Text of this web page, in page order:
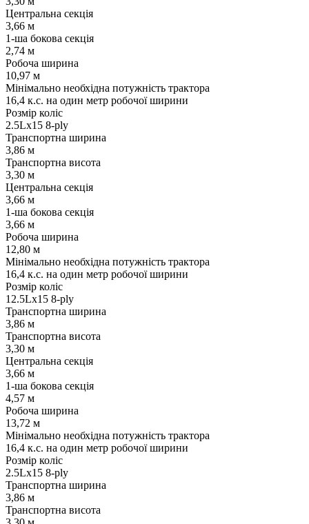
Центральна секція
3,66 м
1-ша бокова секція
2,74 м
Робоча ширина
10,97 м
Мінімально необхідна потужність трактора
16,4 к.с. на один метр робочої ширини
Розмір коліс
2.5Lx15 8-ply
Транспортна ширина
3,86 м
Транспортна висота
3,30 м
Центральна секція
3,66 м
1-ша бокова секція
3,66 м
Робоча ширина
12,80 м
Мінімально необхідна потужність трактора
16,4 к.с. на один метр робочої ширини
Розмір коліс
12.5Lx15 8-ply
Транспортна ширина
3,86 м
Транспортна висота
3,30 м
Центральна секція
3,66 м
1-ша бокова секція
4,57 м
Робоча ширина
13,72 м
Мінімально необхідна потужність трактора
16,4 к.с. на один метр робочої ширини
Розмір коліс
2.5Lx15 8-ply
Транспортна ширина
3,86 м
Транспортна висота